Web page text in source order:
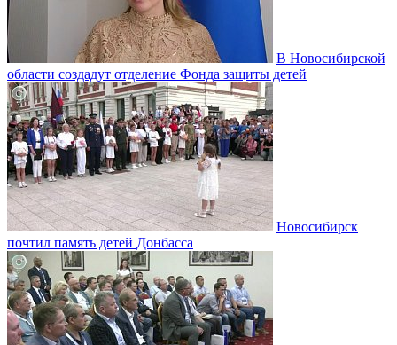
В Новосибирской
области создадут отделение Фонда защиты детей
Новосибирск
почтил память детей Донбасса